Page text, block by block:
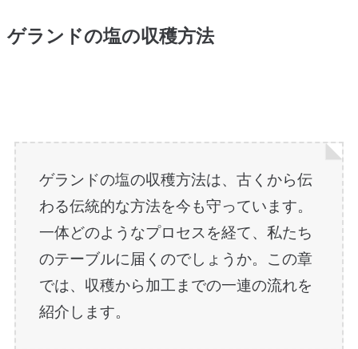
ゲランドの塩の収穫方法
ゲランドの塩の収穫方法は、古くから伝
わる伝統的な方法を今も守っています。
一体どのようなプロセスを経て、私たち
のテーブルに届くのでしょうか。この章
では、収穫から加工までの一連の流れを
紹介します。